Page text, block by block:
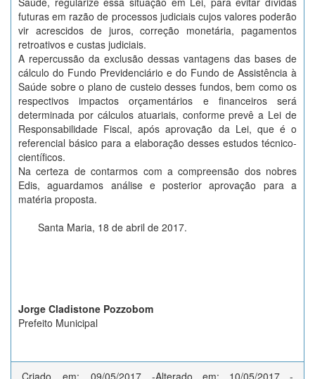
futuras em razão de processos judiciais cujos valores poderão
vir acrescidos de juros, correção monetária, pagamentos
retroativos e custas judiciais.
A repercussão da exclusão dessas vantagens das bases de
cálculo do Fundo Previdenciário e do Fundo de Assistência à
Saúde sobre o plano de custeio desses fundos, bem como os
respectivos impactos orçamentários e financeiros será
determinada por cálculos atuariais, conforme prevê a Lei de
Responsabilidade Fiscal, após aprovação da Lei, que é o
referencial básico para a elaboração desses estudos técnico-
científicos.
Na certeza de contarmos com a compreensão dos nobres
Edis, aguardamos análise e posterior aprovação para a
matéria proposta.
Santa Maria, 18 de abril de 2017.
Jorge Cladistone Pozzobom
Prefeito Municipal
Criado em: 09/05/2017 -Alterado em: 10/05/2017 -